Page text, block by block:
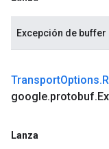
Excepción de
TransportOptions.
google.protobuf.
Lanza